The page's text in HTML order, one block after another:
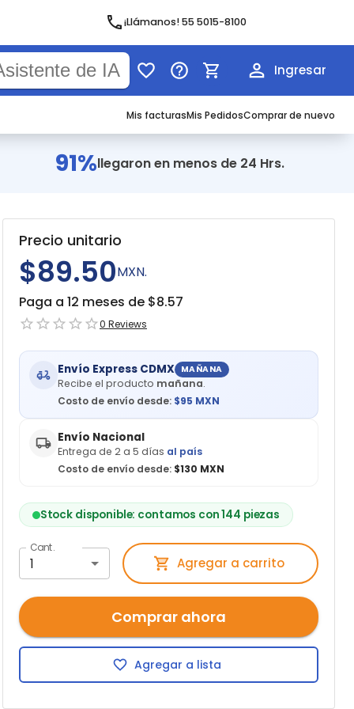
¡Llámanos! 55 5015-8100
Ingresar
Mis facturasMis PedidosComprar de nuevo
91%llegaron en menos de 24 Hrs.
Precio unitario
$89.50MXN.
Paga a 12 meses de $8.57
0 Reviews
Envío Express CDMX MAÑANA
Recibe el producto mañana.
Costo de envío desde:$95 MXN
Envío Nacional
Entrega de 2 a 5 días al país
Costo de envío desde:$130 MXN
Stock disponible: contamos con 144 piezas
Cant.
1 Agregar a carrito
Comprar ahora
Agregar a lista